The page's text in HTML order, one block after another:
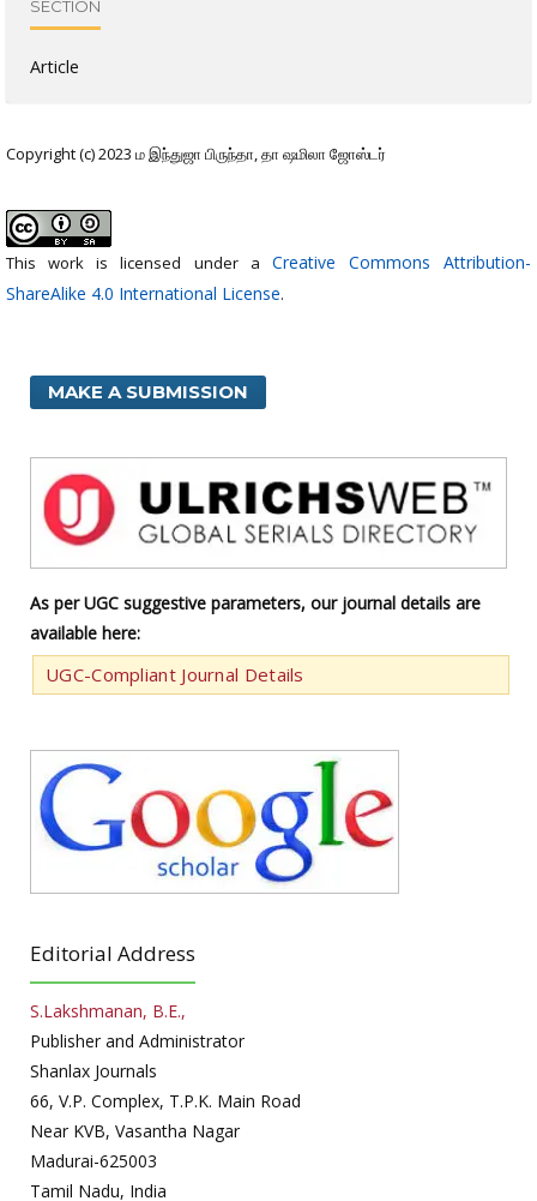
SECTION
Article
Copyright (c) 2023 ம இந்துஜா பிருந்தா, தா ஷமிலா ஜோஸ்டர்
This work is licensed under a Creative Commons Attribution-
ShareAlike 4.0 International License.
MAKE A SUBMISSION
As per UGC suggestive parameters, our journal details are
available here:
UGC-Compliant Journal Details
Editorial Address
S.Lakshmanan, B.E.,
Publisher and Administrator
Shanlax Journals
66, V.P. Complex, T.P.K. Main Road
Near KVB, Vasantha Nagar
Madurai-625003
Tamil Nadu, India